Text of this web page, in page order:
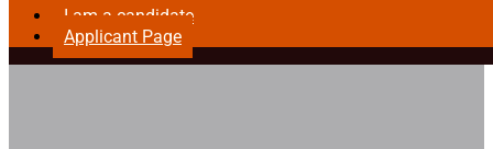
I am a candidate
Applicant Page